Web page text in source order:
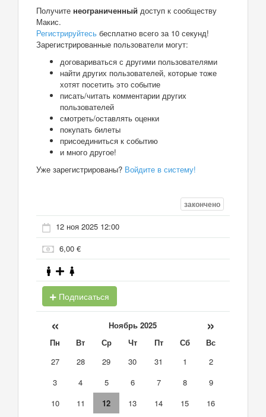
Получите неограниченный доступ к сообществу
Макис.
Регистрируйтесь бесплатно всего за 10 секунд!
Зарегистрированные пользователи могут:
договариваться с другими пользователями
найти других пользователей, которые тоже
хотят посетить это событие
писать/читать комментарии других
пользователей
смотреть/оставлять оценки
покупать билеты
присоединиться к событию
и много другое!
Уже зарегистрированы? Войдите в систему!
закончено
12 ноя 2025 12:00
6,00 €
Подписаться
« Ноябрь 2025 »
Пн Вт Ср Чт Пт Сб
Вс
27
28 29 30 31 1
2
3
4 5 6 7 8
9
10
11 12 13 14 15
16